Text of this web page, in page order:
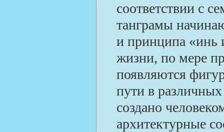
соответствии с
танграмы
и принципа «инь
жизни, по мере
появляются
пути в
создано
архитектурные